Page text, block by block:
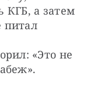
КГБ, а затем
питал
«Это не